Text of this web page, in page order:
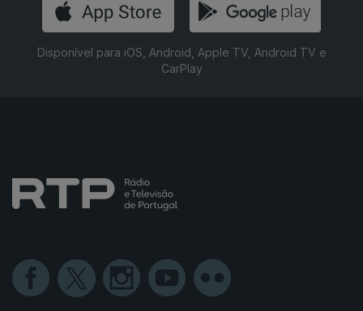
Disponível para iOS, Android, Apple TV, Android TV e
CarPlay